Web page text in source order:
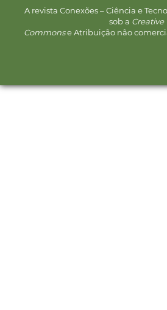
A revista Conexões – Ciência e
sob a Creative
Commonse Atribuição não